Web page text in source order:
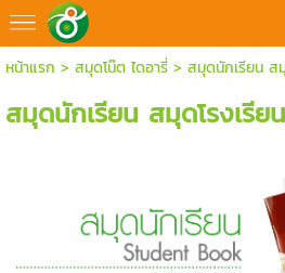
หน้าแรก > สมุดโน๊ต ไดอารี่> สมุดนักเรียน ส
สมุดนักเรียน สมุดโรงเรียน